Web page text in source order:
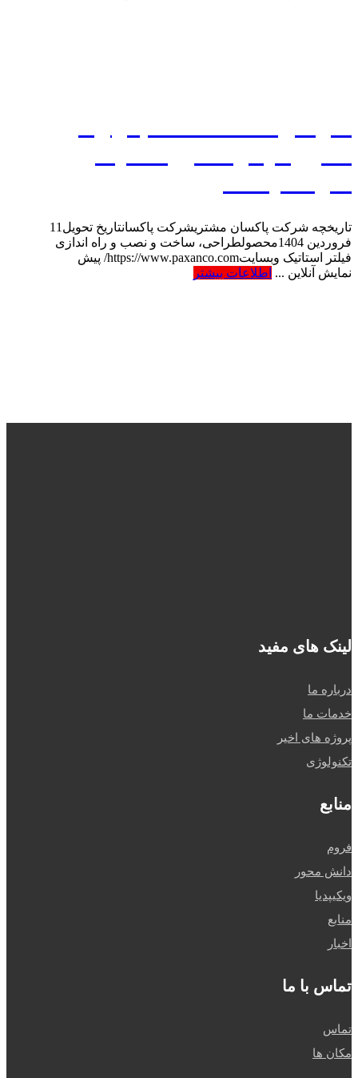
تاریخچه شرکت پاکسان مشتریشرکت پاکسانتاریخ تحویل11
فروردین 1404محصولطراحی، ساخت و نصب و راه اندازی
فیلتر استاتیک وبسایتhttps://www.paxanco.com/ پیش
نمایش آنلاین ... اطلاعات بیشتر
لینک های مفید
درباره ما
خدمات ما
پروژه های اخیر
تکنولوژی
منابع
فروم
دانش محور
ویکیپدیا
منابع
اخبار
تماس با ما
تماس
مکان ها